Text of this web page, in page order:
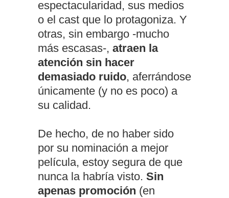
espectacularidad, sus medios
o el cast que lo protagoniza. Y
otras, sin embargo -mucho
más escasas-, atraen la
atención sin hacer
demasiado ruido, aferrándose
únicamente (y no es poco) a
su calidad.
De hecho, de no haber sido
por su nominación a mejor
película, estoy segura de que
nunca la habría visto. Sin
apenas promoción (en